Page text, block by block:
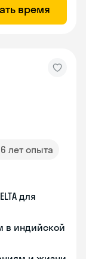
время
лет опыта
для
в индийской